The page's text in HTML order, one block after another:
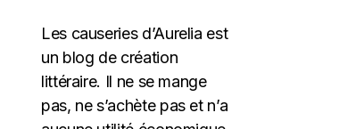
Les causeries d’Aurelia est
un blog de création
littéraire. Il ne se mange
pas, ne s’achète pas et n’a